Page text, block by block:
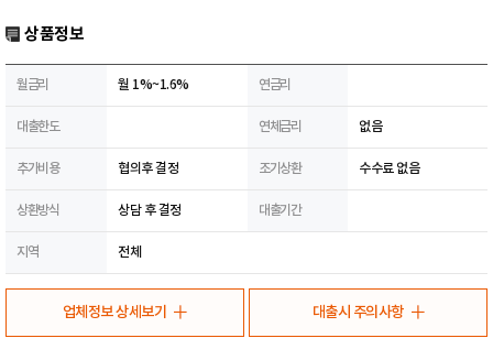
상품정보
월금리 월 1%~1.6% 연금리
대출한도 연체금리 없음
추가비용 협의후 결정 조기상환 수수료 없음
상환방식 상담 후 결정 대출기간
지역 전체
업체정보 상세보기 대출시 주의사항